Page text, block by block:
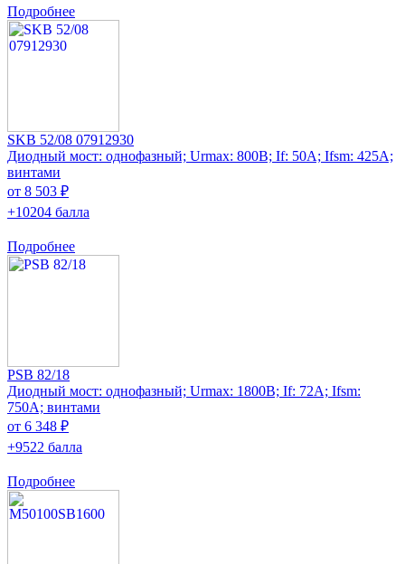
Подробнее
SKB 52/08 07912930
Диодный мост: однофазный; Urmax: 800В; If: 50А; Ifsm: 425А;
винтами
от 8 503 ₽
+10204 балла
Подробнее
PSB 82/18
Диодный мост: однофазный; Urmax: 1800В; If: 72А; Ifsm:
750А; винтами
от 6 348 ₽
+9522 балла
Подробнее